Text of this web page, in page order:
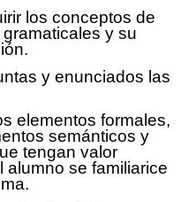
los conceptos de
y su
y enunciados las
elementos formales,
semánticos y
tengan valor
alumno se familiarice